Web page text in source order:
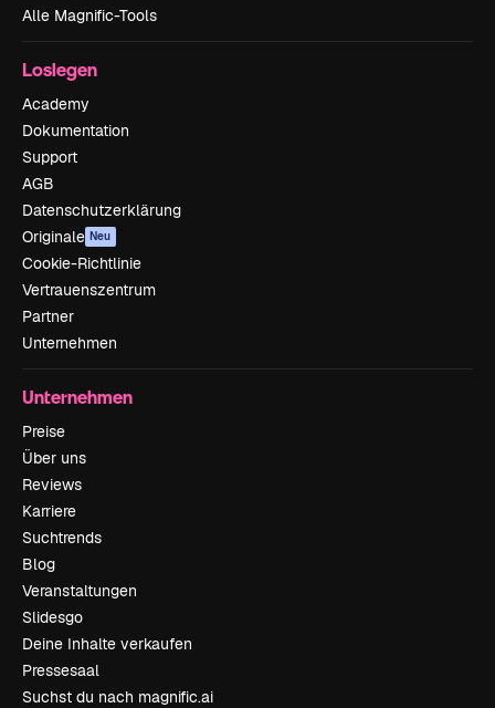
Alle Magnific-Tools
Loslegen
Academy
Dokumentation
Support
AGB
Datenschutzerklärung
Originale Neu
Cookie-Richtlinie
Vertrauenszentrum
Partner
Unternehmen
Unternehmen
Preise
Über uns
Reviews
Karriere
Suchtrends
Blog
Veranstaltungen
Slidesgo
Deine Inhalte verkaufen
Pressesaal
Suchst du nach magnific.ai